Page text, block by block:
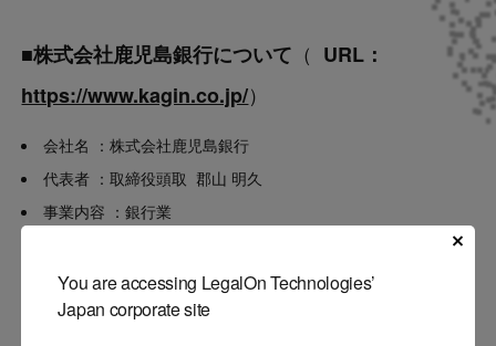
You are accessing LegalOn Technologies’
Japan corporate site
■株式会社鹿児島銀行について （ URL：
https://www.kagin.co.jp/）
会社名 ：株式会社鹿児島銀行
代表者 ：取締役頭取 郡山 明久
事業内容 ：銀行業
設立 ：1879年（明治12年）10月6日
従業員数 ： 2,117人